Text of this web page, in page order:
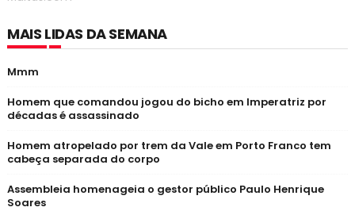
MAIS LIDAS DA SEMANA
Mmm
Homem que comandou jogou do bicho em Imperatriz por
décadas é assassinado
Homem atropelado por trem da Vale em Porto Franco tem
cabeça separada do corpo
Assembleia homenageia o gestor público Paulo Henrique
Soares